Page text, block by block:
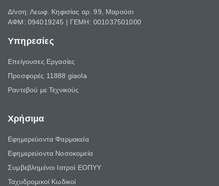
Δ/νση: Λεωφ. Κηφισίας αρ. 99, Μαρούσι
ΑΦΜ: 094019245 | ΓΕΜΗ: 001037501000
Υπηρεσίες
Επείγουσες Εργασίες
Προσφορές 11888 giaola
Ραντεβού με Τεχνικούς
Χρήσιμα
Εφημερεύοντα Φαρμακεία
Εφημερεύοντα Νοσοκομεία
Συμβεβλημένοι Ιατροί ΕΟΠΥΥ
Ταχυδρομικοί Κωδικοί